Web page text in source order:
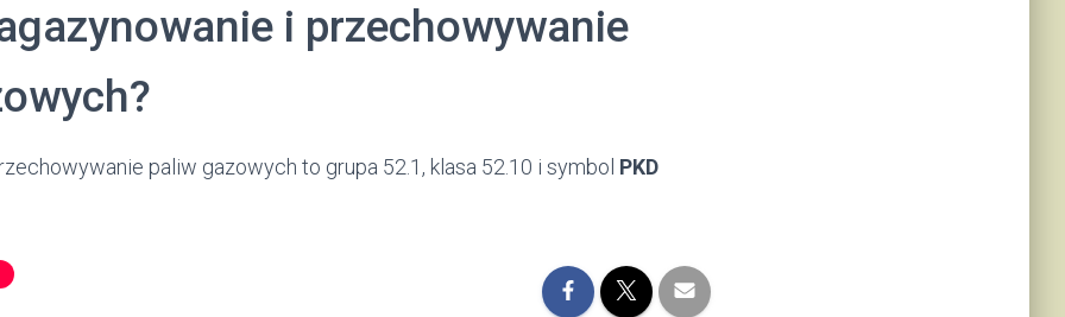
i przechowywanie
paliw gazowych to grupa 52.1, klasa 52.10 i symbol PKD